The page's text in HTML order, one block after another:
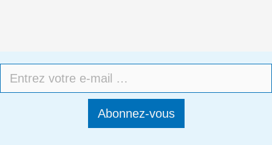
Abonnez-vous